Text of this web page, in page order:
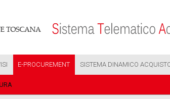
E-PROCUREMENT SISTEMA DINAMICO